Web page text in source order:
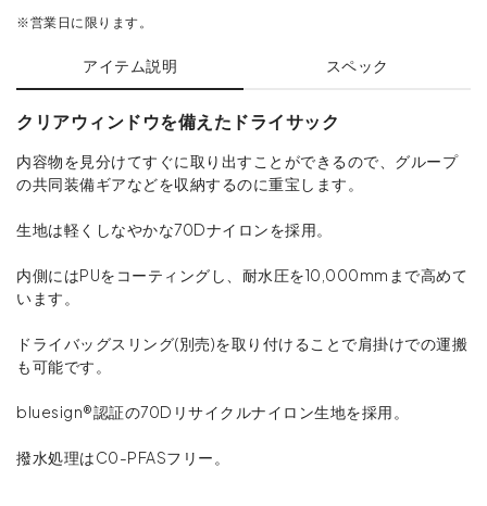
※営業日に限ります。
アイテム説明 スペック
クリアウィンドウを備えたドライサック
内容物を見分けてすぐに取り出すことができるので、グループ
の共同装備ギアなどを収納するのに重宝します。
生地は軽くしなやかな70Dナイロンを採用。
内側にはPUをコーティングし、耐水圧を10,000mmまで高めて
います。
ドライバッグスリング(別売)を取り付けることで肩掛けでの運搬
も可能です。
bluesign®認証の70Dリサイクルナイロン生地を採用。
撥水処理はC0-PFASフリー。